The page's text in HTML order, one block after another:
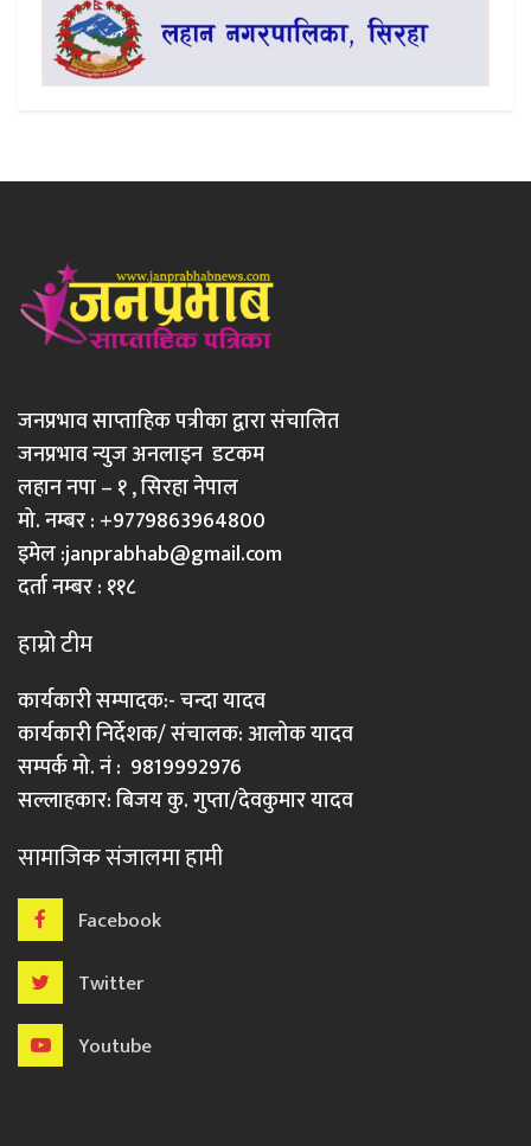
जनप्रभाव साप्ताहिक पत्रीका द्वारा संचालित
जनप्रभाव न्युज अनलाइन डटकम
लहान नपा – १ , सिरहा नेपाल
मो. नम्बर : +9779863964800
इमेल :janprabhab@gmail.com
दर्ता नम्बर : ११८
हाम्रो टीम
कार्यकारी सम्पादक:- चन्दा यादव
कार्यकारी निर्देशक/ संचालक: आलोक यादव
सम्पर्क मो. नं : 9819992976
सल्लाहकार: बिजय कु. गुप्ता/देवकुमार यादव
सामाजिक संजालमा हामी
Facebook
Twitter
Youtube